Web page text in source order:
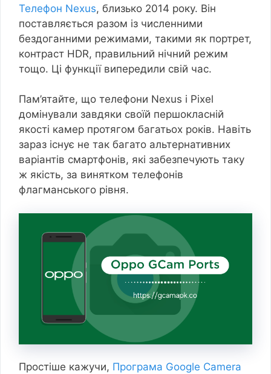
Телефон Nexus, близько 2014 року. Він
поставляється разом із численними
бездоганними режимами, такими як портрет,
контраст HDR, правильний нічний режим
тощо. Ці функції випередили свій час.
Пам’ятайте, що телефони Nexus і Pixel
домінували завдяки своїй першокласній
якості камер протягом багатьох років. Навіть
зараз існує не так багато альтернативних
варіантів смартфонів, які забезпечують таку
ж якість, за винятком телефонів
флагманського рівня.
Простіше кажучи, Програма Google Camera